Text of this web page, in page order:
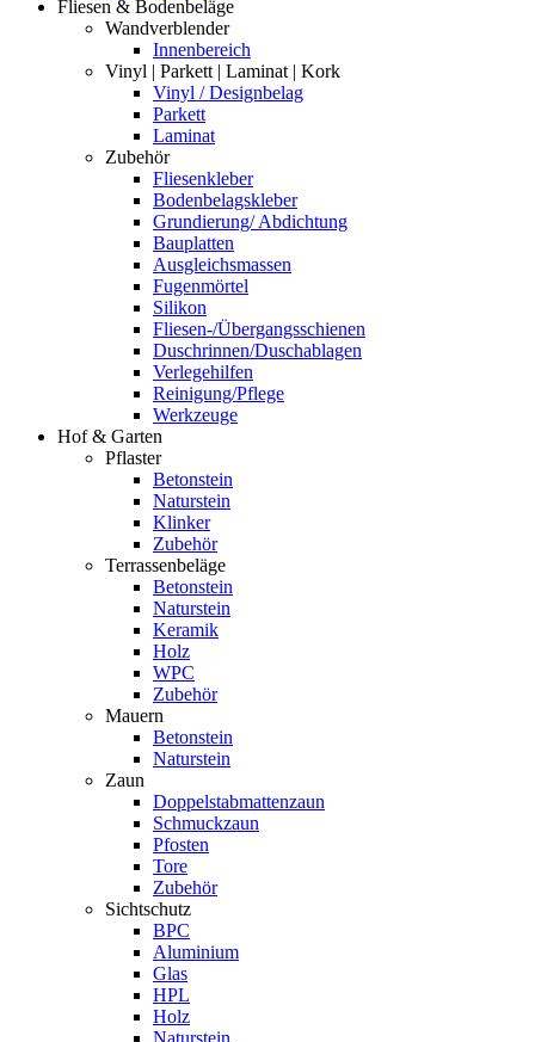
Fliesen & Bodenbeläge
Wandverblender
Innenbereich
Vinyl | Parkett | Laminat | Kork
Vinyl / Designbelag
Parkett
Laminat
Zubehör
Fliesenkleber
Bodenbelagskleber
Grundierung/ Abdichtung
Bauplatten
Ausgleichsmassen
Fugenmörtel
Silikon
Fliesen-/Übergangsschienen
Duschrinnen/Duschablagen
Verlegehilfen
Reinigung/Pflege
Werkzeuge
Hof & Garten
Pflaster
Betonstein
Naturstein
Klinker
Zubehör
Terrassenbeläge
Betonstein
Naturstein
Keramik
Holz
WPC
Zubehör
Mauern
Betonstein
Naturstein
Zaun
Doppelstabmattenzaun
Schmuckzaun
Pfosten
Tore
Zubehör
Sichtschutz
BPC
Aluminium
Glas
HPL
Holz